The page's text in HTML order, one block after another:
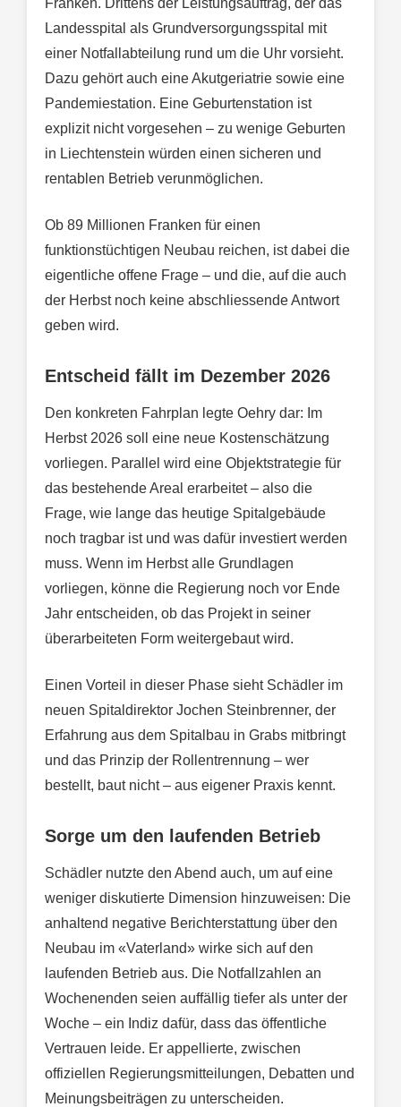
Landesspital als Grundversorgungsspital mit
einer Notfallabteilung rund um die Uhr vorsieht.
Dazu gehört auch eine Akutgeriatrie sowie eine
Pandemiestation. Eine Geburtenstation ist
explizit nicht vorgesehen – zu wenige Geburten
in Liechtenstein würden einen sicheren und
rentablen Betrieb verunmöglichen.
Ob 89 Millionen Franken für einen
funktionstüchtigen Neubau reichen, ist dabei die
eigentliche offene Frage – und die, auf die auch
der Herbst noch keine abschliessende Antwort
geben wird.
Entscheid fällt im Dezember 2026
Den konkreten Fahrplan legte Oehry dar: Im
Herbst 2026 soll eine neue Kostenschätzung
vorliegen. Parallel wird eine Objektstrategie für
das bestehende Areal erarbeitet – also die
Frage, wie lange das heutige Spitalgebäude
noch tragbar ist und was dafür investiert werden
muss. Wenn im Herbst alle Grundlagen
vorliegen, könne die Regierung noch vor Ende
Jahr entscheiden, ob das Projekt in seiner
überarbeiteten Form weitergebaut wird.
Einen Vorteil in dieser Phase sieht Schädler im
neuen Spitaldirektor Jochen Steinbrenner, der
Erfahrung aus dem Spitalbau in Grabs mitbringt
und das Prinzip der Rollentrennung – wer
bestellt, baut nicht – aus eigener Praxis kennt.
Sorge um den laufenden Betrieb
Schädler nutzte den Abend auch, um auf eine
weniger diskutierte Dimension hinzuweisen: Die
anhaltend negative Berichterstattung über den
Neubau im «Vaterland» wirke sich auf den
laufenden Betrieb aus. Die Notfallzahlen an
Wochenenden seien auffällig tiefer als unter der
Woche – ein Indiz dafür, dass das öffentliche
Vertrauen leide. Er appellierte, zwischen
offiziellen Regierungsmitteilungen, Debatten und
Meinungsbeiträgen zu unterscheiden.